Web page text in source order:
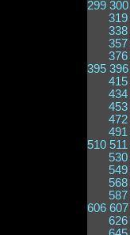
299 300
319
338
357
376
395 396
415
434
453
472
491
510 511
530
549
568
587
606 607
626